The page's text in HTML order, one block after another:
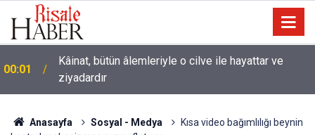
00:01
Kâinat, bütün âlemleriyle o cilve ile hayattar ve
ziyadardır
Anasayfa Sosyal - Medya
Kısa video bağımlılığı beynin